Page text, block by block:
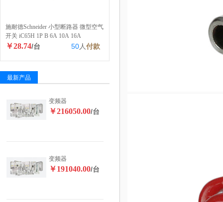
施耐德Schneider 小型断路器 微型空气
开关 iC65H 1P B 6A 10A 16A
￥28.74/台 50人付款
最新产品
变频器
￥216050.00/台
变频器
￥191040.00/台